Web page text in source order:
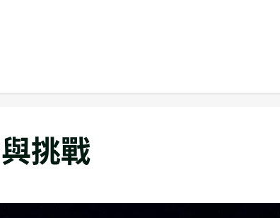
挑戰